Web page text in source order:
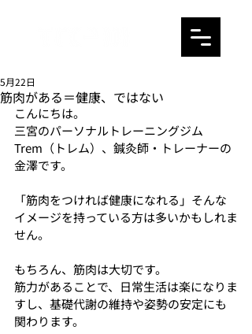
筋肉がある＝健康、ではない
5月22日
こんにちは。
三宮のパーソナルトレーニングジム
Trem（トレム）、鍼灸師・トレーナーの
金澤です。
「筋肉をつければ健康になれる」そんな
イメージを持っている方は多いかもしれま
せん。
もちろん、筋肉は大切です。
筋力があることで、日常生活は楽になりま
すし、基礎代謝の維持や姿勢の安定にも
関わります。